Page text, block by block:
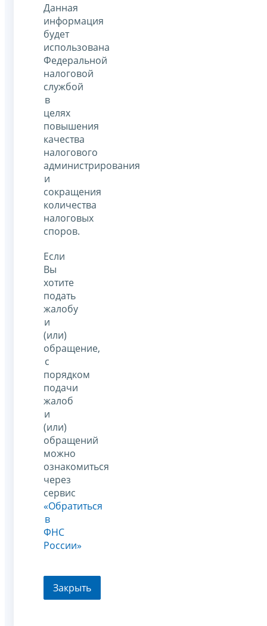
Данная
информация
будет
использована
Федеральной
налоговой
службой
в
целях
повышения
качества
налогового
администрирования
и
сокращения
количества
налоговых
споров.
Если
Вы
хотите
подать
жалобу
и
(или)
обращение,
с
порядком
подачи
жалоб
и
(или)
обращений
можно
ознакомиться
через
сервис
«Обратиться
в
ФНС
России»
Закрыть